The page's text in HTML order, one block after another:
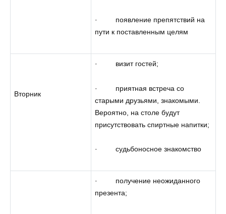
· появление препятствий на
пути к поставленным целям
Вторник
· визит гостей;
· приятная встреча со
старыми друзьями, знакомыми.
Вероятно, на столе будут
присутствовать спиртные напитки;
· судьбоносное знакомство
· получение неожиданного
презента;